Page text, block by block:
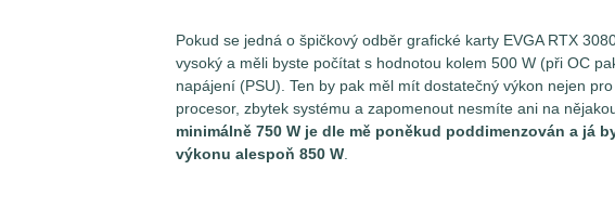
Pokud se jedná o špičkový odběr grafické karty EVGA RTX
vysoký a měli byste počítat s hodnotou kolem 500 W (při OC
napájení (PSU). Ten by pak měl mít dostatečný výkon nejen
procesor, zbytek systému a zapomenout nesmíte ani na
minimálně 750 W je dle mě poněkud poddimenzován a já
výkonu alespoň 850 W